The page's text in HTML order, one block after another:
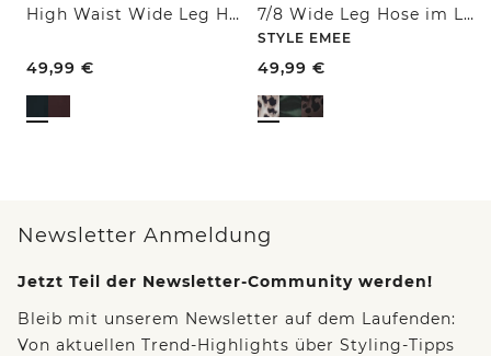
High Waist Wide Leg Hose im Loose Fit
49,99 €
7/8 Wide Leg Hose im Loose Fit mit Print
STYLE EMEE
49,99 €
Newsletter Anmeldung
Jetzt Teil der Newsletter-Community werden!
Bleib mit unserem Newsletter auf dem Laufenden:
Von aktuellen Trend-Highlights über Styling-Tipps